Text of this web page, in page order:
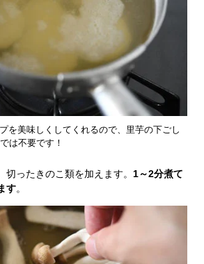
を美味しくしてくれるので、里芋の下ごし
は不要です！
切ったきのこ類を加えます。 1～2分煮て
す。